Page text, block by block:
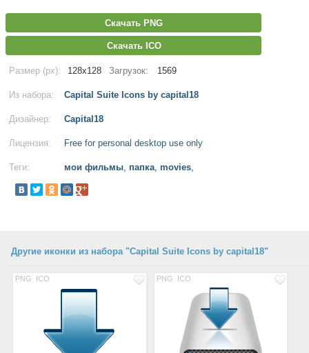
Скачать PNG
Скачать ICO
Размер (px): 128x128 Загрузок: 1569
Из набора: Capital Suite Icons by capital18
Дизайнер: Capital18
Лицензия: Free for personal desktop use only
Теги: мои фильмы, папка, movies,
Другие иконки из набора "Capital Suite Icons by capital18"
PNG ICO PNG ICO